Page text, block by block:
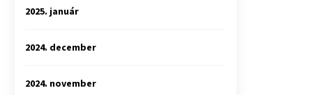
2025. január
2024. december
2024. november